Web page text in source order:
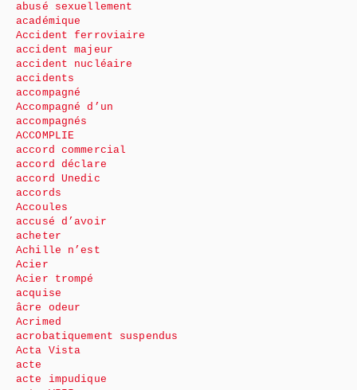
abusé sexuellement
académique
Accident ferroviaire
accident majeur
accident nucléaire
accidents
accompagné
Accompagné d’un
accompagnés
ACCOMPLIE
accord commercial
accord déclare
accord Unedic
accords
Accoules
accusé d’avoir
acheter
Achille n’est
Acier
Acier trompé
acquise
âcre odeur
Acrimed
acrobatiquement suspendus
Acta Vista
acte
acte impudique